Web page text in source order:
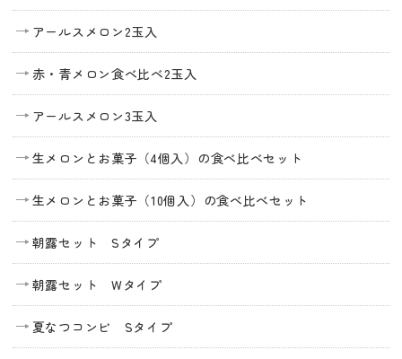
アールスメロン2玉入
赤・青メロン食べ比べ2玉入
アールスメロン3玉入
生メロンとお菓子（4個入）の食べ比べセット
生メロンとお菓子（10個入）の食べ比べセット
朝露セット Sタイプ
朝露セット Wタイプ
夏なつコンビ Sタイプ